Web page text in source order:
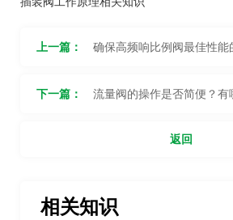
上一篇： 确保高频响比例阀最佳性能
下一篇： 流量阀的操作是否简便？有
返回
相关知识